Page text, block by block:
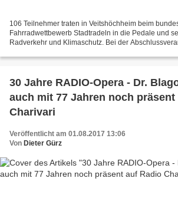
106 Teilnehmer traten in Veitshöchheim beim
Fahrradwettbewerb Stadtradeln in die Pedale und
Radverkehr und Klimaschutz. Bei der
30 Jahre RADIO-Opera - Dr.
auch mit 77 Jahren noch präsent
Charivari
Veröffentlicht am 01.08.2017 13:06
Von Dieter Gürz